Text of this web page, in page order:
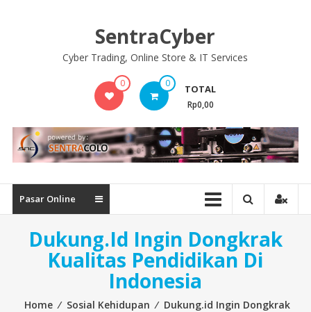
SentraCyber
Cyber Trading, Online Store & IT Services
0 0 TOTAL
Rp0,00
Pasar Online
Dukung.id Ingin Dongkrak
Kualitas Pendidikan Di
Indonesia
Home ⁄ Sosial Kehidupan ⁄ Dukung.id Ingin Dongkrak